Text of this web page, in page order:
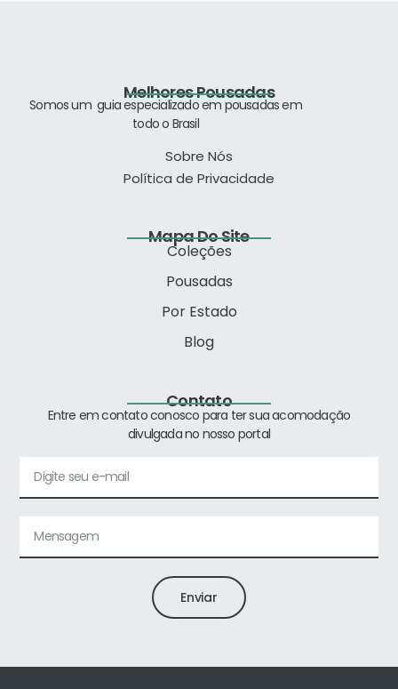
Melhores Pousadas
Somos um guia especializadoem pousadas em
todo o Brasil
Sobre Nós
Política de Privacidade
Mapa Do Site
Coleções
Pousadas
Por Estado
Blog
Contato
Entre em contato conosco para ter sua acomodação
divulgada no nosso portal
Enviar